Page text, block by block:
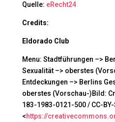
Quelle: eRecht24
Credits:
Eldorado Club
Menu: Stadtführungen –>
Sexualität –> oberstes
Entdeckungen –> Berlins
oberstes (Vorschau-)Bild:
183-1983-0121-500 / CC-BY-
<https://